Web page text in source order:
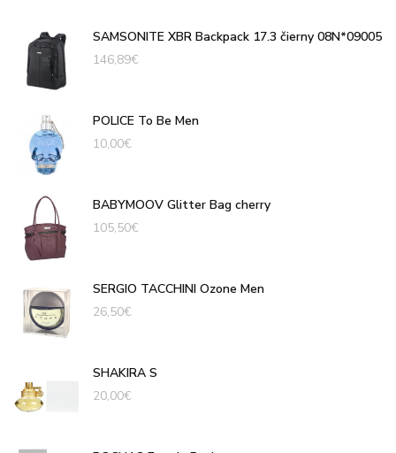
SAMSONITE XBR Backpack 17.3 čierny 08N*09005
146,89€
POLICE To Be Men
10,00€
BABYMOOV Glitter Bag cherry
105,50€
SERGIO TACCHINI Ozone Men
26,50€
SHAKIRA S
20,00€